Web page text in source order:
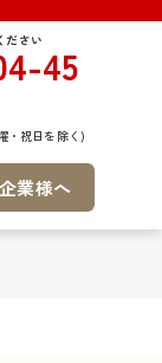
ださい45
・祝日を除く)
業様へ